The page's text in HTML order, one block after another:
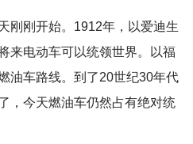
刚刚开始。1912年，以爱迪生
来电动车可以统领世界。以福
油车路线。到了20世纪30年代
，今天燃油车仍然占有绝对统